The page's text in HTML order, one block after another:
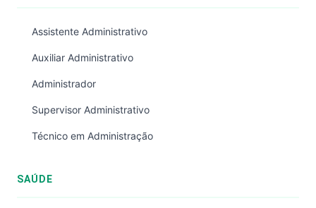
Assistente Administrativo
Auxiliar Administrativo
Administrador
Supervisor Administrativo
Técnico em Administração
SAÚDE